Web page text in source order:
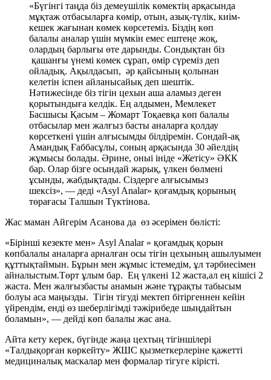
«Бүгінгі таңда біз демеушілік көмектің арқасында
мұқтаж отбасыларға көмір, отын, азық-түлік, киім-
кешек жағынан көмек көрсетеміз. Біздің көп
балалы аналар үшін мүмкін емес ештеңе жоқ,
олардың барлығы өте дарынды. Сондықтан біз
қашанғы үнемі көмек сұрап, өмір сүреміз деп
ойладық. Ақылдасып, әр қайсының қолынан
келетін іспен айланысайық деп шештік.
Нәтижесінде біз тігін цехын аша аламыз деген
қорытындыға келдік. Ең алдымен, Мемлекет
Басшысы Қасым – Жомарт Тоқаевқа көп балалы
отбасылар мен жалғыз басты аналарға қолдау
көрсеткені үшін алғысымды білдіремін. Сондай-ақ
Амандық Ғаббасұлы, соның арқасында 30 әйелдің
жұмысы болады. Әрине, оныі ініде «Жетісу» ӘКК
бар. Олар бізге осындай жарық, үлкен бөлмені
ұсынды, жабдықтады. Сіздерге алғысымыз
шексіз», — деді «Asyl Analar» қоғамдық қорының
төрағасы Талшын Түктінова.
Жас маман Айгерім Асанова да өз әсерімен бөлісті:
«Бірінші кезекте мен» Asyl Analar » қоғамдық қорын
көпбалалы аналарға арналған осы тігін цехының ашылуымен
құттықтаймын. Бұрын мен жұмыс істемедім, ұл тәрбиесімен
айналыстым.Төрт ұлым бар. Ең үлкені 12 жаста,ал ең кішісі 2
жаста. Мен жалғызбасты анамын және тұрақты табысым
болуы аса маңызды. Тігін тігуді мектеп бітіргеннен кейін
үйрендім, енді өз шеберлігімді тәжірибеде шыңдайтын
боламын», — дейді көп балалы жас ана.
Айта кету керек, бүгінде жаңа цехтың тігіншілері
«Талдықорған көркейту» ЖШС қызметкерлеріне қажетті
медициналық маскалар мен формалар тігуге кірісті.